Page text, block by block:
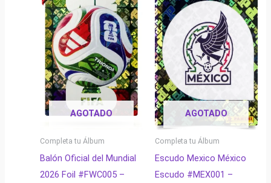
AGOTADO
Completa tu Álbum
Balón Oficial del Mundial
2026 Foil #FWC005 –
AGOTADO
Completa tu Álbum
Escudo Mexico México
Escudo #MEX001 –